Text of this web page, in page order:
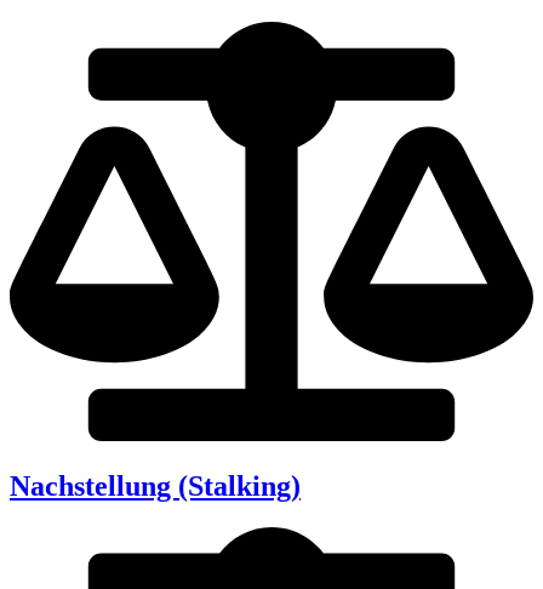
Nachstellung (Stalking)